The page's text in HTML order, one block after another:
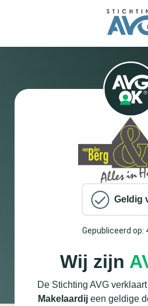
Geldig
Gepubliceerd op:
Wij zijn
De Stichting AVG
Makelaardij een geldige